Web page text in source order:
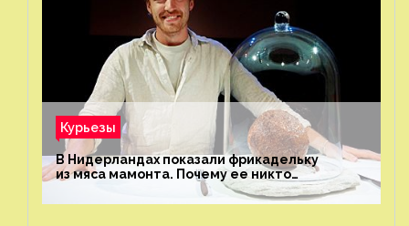
Курьезы
В Нидерландах показали фрикадельку
из мяса мамонта. Почему ее никто